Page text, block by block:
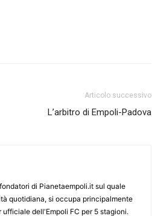
Articolo successivo
L’arbitro di Empoli-Padova
di Pianetaempoli.it sul quale
quotidiana, si occupa principalmente
dell'Empoli FC per 5 stagioni.